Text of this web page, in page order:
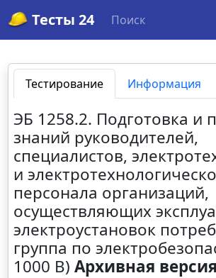
Тесты 24 Поиск
Тестирование Информация
ЭБ 1258.2. Подготовка и
знаний руководителей,
специалистов,
и
персонала организаций,
осуществляющих
электроустановок
группа по
1000 В)Архивная версия